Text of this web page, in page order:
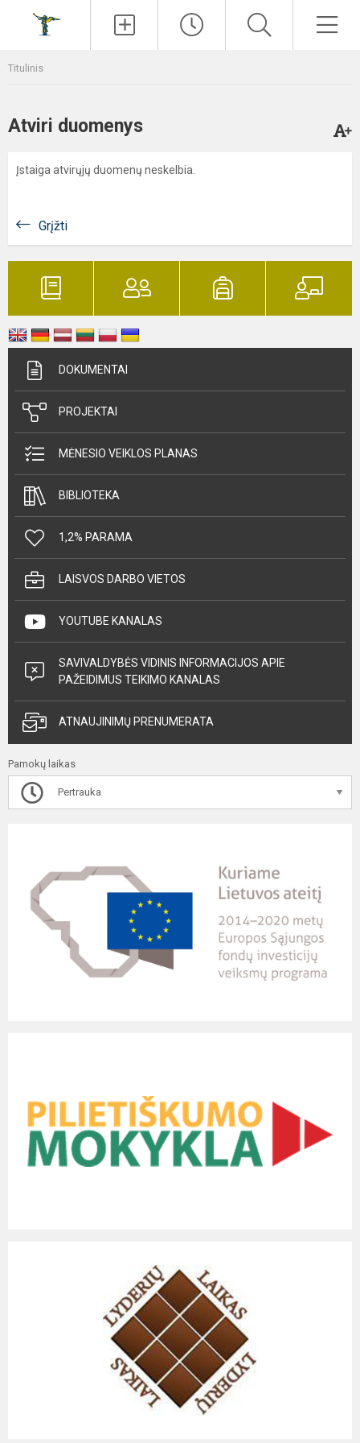
Titulinis
Atviri duomenys
Įstaiga atvirųjų duomenų neskelbia.
Grįžti
DOKUMENTAI
PROJEKTAI
MĖNESIO VEIKLOS PLANAS
BIBLIOTEKA
1,2% PARAMA
LAISVOS DARBO VIETOS
YOUTUBE KANALAS
SAVIVALDYBĖS VIDINIS INFORMACIJOS APIE
PAŽEIDIMUS TEIKIMO KANALAS
ATNAUJINIMŲ PRENUMERATA
Pamokų laikas
Pertrauka